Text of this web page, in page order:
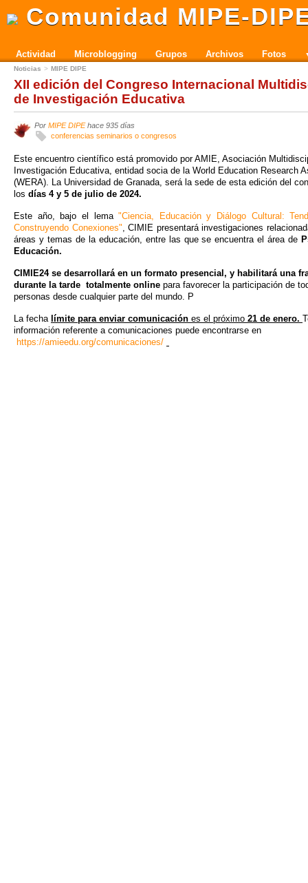
Comunidad MIPE-
Actividad Microblogging Grupos Archivos Fotos
Noticias MIPE DIPE
XII edición del Congreso Internacional
de Investigación Educativa
Por MIPE DIPE hace 935 días
conferencias seminarios o congresos
Este encuentro científico está promovido por AMIE, Asociación
Investigación Educativa, entidad socia de la World Education Research
(WERA). La Universidad de Granada, será la sede de esta edición del
los días 4 y 5 de julio de 2024.
Este año, bajo el lema"Ciencia, Educación y Diálogo Cultural:
Construyendo Conexiones", CIMIE presentará investigaciones
áreas y temas de la educación, entre las que se encuentra el área de
Educación.
CIMIE24 se desarrollará en un formato presencial, y habilitará una
durante la tarde totalmente online para favorecer la participación de
personas desde cualquier parte del mundo. P
La fecha límite para enviar comunicación es el próximo 21 de enero.
información referente a comunicaciones puede encontrarse en
https://amieedu.org/comunicaciones/